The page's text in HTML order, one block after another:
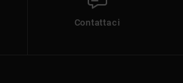
Contattaci